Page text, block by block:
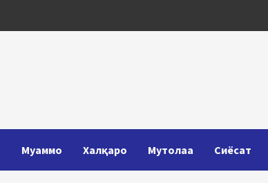
Муаммо Халқаро Мутолаа Сиёсат